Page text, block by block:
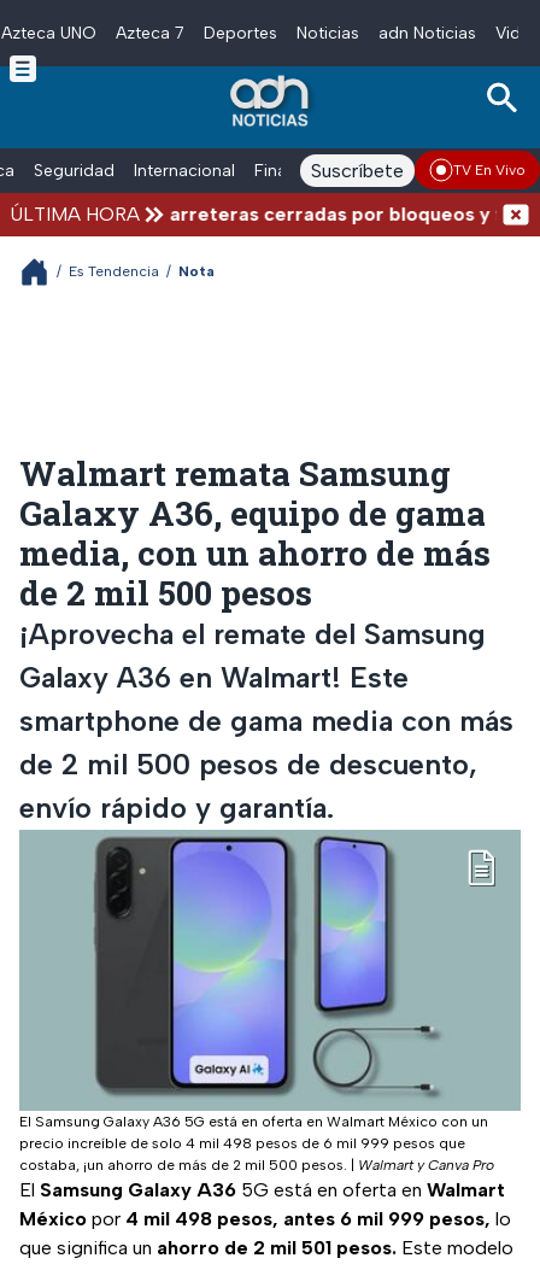
Skip to main content
Azteca UNO Azteca 7 Deportes Noticias adn Noticias
Seguridad Internacional Finanzas adn Noticias Radio
Suscríbete TV En Vivo
ÚLTIMA HORACarreteras cerradas por bloqueos y fuertes
/ Es Tendencia / Nota
Walmart remata Samsung
Galaxy A36, equipo de gama
media, con un ahorro de más
de 2 mil 500 pesos
¡Aprovecha el remate del Samsung
Galaxy A36 en Walmart! Este
smartphone de gama media con más
de 2 mil 500 pesos de descuento,
envío rápido y garantía.
El Samsung Galaxy A36 5G está en oferta en Walmart México con un
precio increíble de solo 4 mil 498 pesos de 6 mil 999 pesos que
costaba, ¡un ahorro de más de 2 mil 500 pesos.
Walmart y Canva Pro
El Samsung Galaxy A36 5G está en oferta en Walmart
México por 4 mil 498 pesos, antes 6 mil 999 pesos, lo
que significa un ahorro de 2 mil 501 pesos. Este modelo